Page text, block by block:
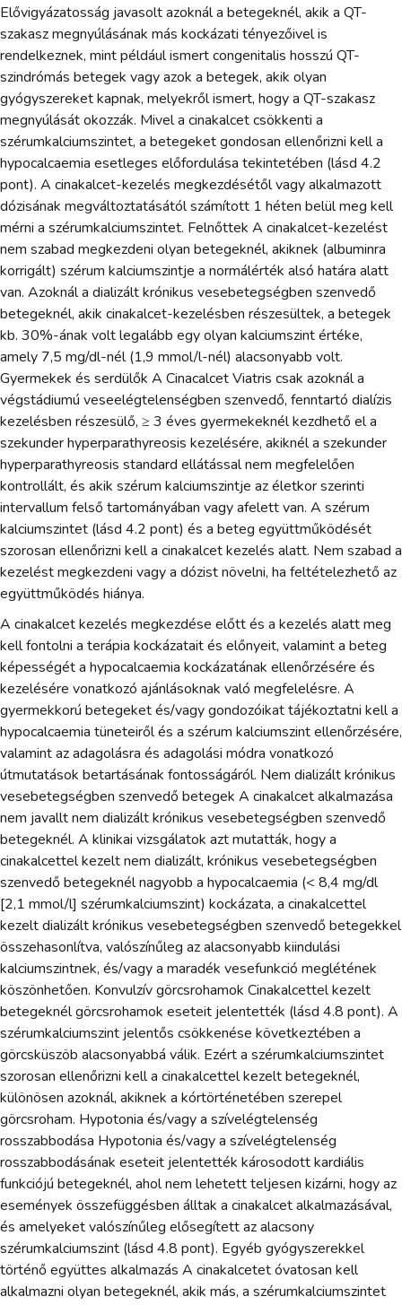
Elővigyázatosság javasolt azoknál a betegeknél, akik a QT-
szakasz megnyúlásának más kockázati tényezőivel is
rendelkeznek, mint például ismert congenitalis hosszú QT-
szindrómás betegek vagy azok a betegek, akik olyan
gyógyszereket kapnak, melyekről ismert, hogy a QT-szakasz
megnyúlását okozzák. Mivel a cinakalcet csökkenti a
szérumkalciumszintet, a betegeket gondosan ellenőrizni kell a
hypocalcaemia esetleges előfordulása tekintetében (lásd 4.2
pont). A cinakalcet-kezelés megkezdésétől vagy alkalmazott
dózisának megváltoztatásától számított 1 héten belül meg kell
mérni a szérumkalciumszintet. Felnőttek A cinakalcet-kezelést
nem szabad megkezdeni olyan betegeknél, akiknek (albuminra
korrigált) szérum kalciumszintje a normálérték alsó határa alatt
van. Azoknál a dializált krónikus vesebetegségben szenvedő
betegeknél, akik cinakalcet-kezelésben részesültek, a betegek
kb. 30%-ának volt legalább egy olyan kalciumszint értéke,
amely 7,5 mg/dl-nél (1,9 mmol/l-nél) alacsonyabb volt.
Gyermekek és serdülők A Cinacalcet Viatris csak azoknál a
végstádiumú veseelégtelenségben szenvedő, fenntartó dialízis
kezelésben részesülő, ≥ 3 éves gyermekeknél kezdhető el a
szekunder hyperparathyreosis kezelésére, akiknél a szekunder
hyperparathyreosis standard ellátással nem megfelelően
kontrollált, és akik szérum kalciumszintje az életkor szerinti
intervallum felső tartományában vagy afelett van. A szérum
kalciumszintet (lásd 4.2 pont) és a beteg együttműködését
szorosan ellenőrizni kell a cinakalcet kezelés alatt. Nem szabad a
kezelést megkezdeni vagy a dózist növelni, ha feltételezhető az
együttműködés hiánya.
A cinakalcet kezelés megkezdése előtt és a kezelés alatt meg
kell fontolni a terápia kockázatait és előnyeit, valamint a beteg
képességét a hypocalcaemia kockázatának ellenőrzésére és
kezelésére vonatkozó ajánlásoknak való megfelelésre. A
gyermekkorú betegeket és/vagy gondozóikat tájékoztatni kell a
hypocalcaemia tüneteiről és a szérum kalciumszint ellenőrzésére,
valamint az adagolásra és adagolási módra vonatkozó
útmutatások betartásának fontosságáról. Nem dializált krónikus
vesebetegségben szenvedő betegek A cinakalcet alkalmazása
nem javallt nem dializált krónikus vesebetegségben szenvedő
betegeknél. A klinikai vizsgálatok azt mutatták, hogy a
cinakalcettel kezelt nem dializált, krónikus vesebetegségben
szenvedő betegeknél nagyobb a hypocalcaemia (< 8,4 mg/dl
[2,1 mmol/l] szérumkalciumszint) kockázata, a cinakalcettel
kezelt dializált krónikus vesebetegségben szenvedő betegekkel
összehasonlítva, valószínűleg az alacsonyabb kiindulási
kalciumszintnek, és/vagy a maradék vesefunkció meglétének
köszönhetően. Konvulzív görcsrohamok Cinakalcettel kezelt
betegeknél görcsrohamok eseteit jelentették (lásd 4.8 pont). A
szérumkalciumszint jelentős csökkenése következtében a
görcsküszöb alacsonyabbá válik. Ezért a szérumkalciumszintet
szorosan ellenőrizni kell a cinakalcettel kezelt betegeknél,
különösen azoknál, akiknek a kórtörténetében szerepel
görcsroham. Hypotonia és/vagy a szívelégtelenség
rosszabbodása Hypotonia és/vagy a szívelégtelenség
rosszabbodásának eseteit jelentették károsodott kardiális
funkciójú betegeknél, ahol nem lehetett teljesen kizárni, hogy az
események összefüggésben álltak a cinakalcet alkalmazásával,
és amelyeket valószínűleg elősegített az alacsony
szérumkalciumszint (lásd 4.8 pont). Egyéb gyógyszerekkel
történő együttes alkalmazás A cinakalcetet óvatosan kell
alkalmazni olyan betegeknél, akik más, a szérumkalciumszintet